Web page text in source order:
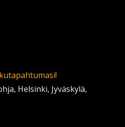
Helsinki, Jyväskylä,